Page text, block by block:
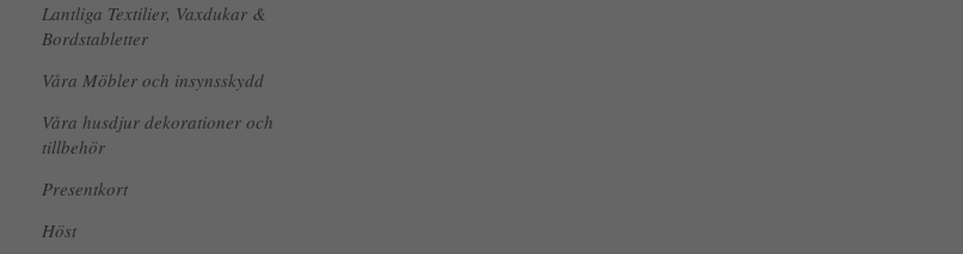
Lantliga Textilier, Vaxdukar &
Bordstabletter
Våra Möbler och insynsskydd
Våra husdjur dekorationer och
tillbehör
Presentkort
Höst